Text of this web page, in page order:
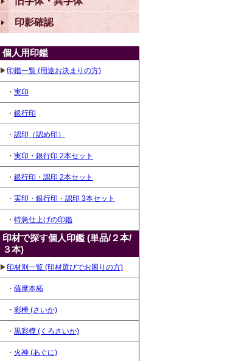
印影確認
個人用印鑑
▶印鑑一覧 (用途お決まりの方)
・ 実印
・ 銀行印
・ 認印（認め印）
・ 実印・銀行印 2本セット
・ 銀行印・認印 2本セット
・ 実印・銀行印・認印 3本セット
・ 特急仕上げの印鑑
印材で探す個人印鑑 (単品/２本/
３本)
▶印材別一覧 (印材選びでお困りの方)
・ 薩摩本柘
・ 彩樺 (さいか)
・ 黒彩樺 (くろさいか)
・ 火神 (あぐに)